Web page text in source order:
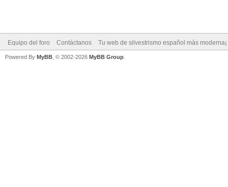
Equipo del foro Contáctanos Tu web de silvestrismo español más moderna¡
Powered By MyBB , © 2002-2026 MyBB Group